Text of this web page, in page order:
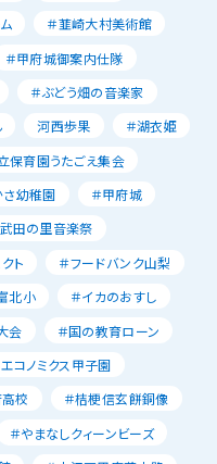
＃韮崎大村美術館
＃甲府城御案内仕隊
＃ぶどう畑の音楽家
河西歩果
＃湖衣姫
保育園うたごえ集会
さ幼稚園
＃甲府城
田の里音楽祭
ト
＃フードバンク山梨
北小
＃イカのおすし
会
＃国の教育ローン
コノミクス甲子園
校
＃桔梗信玄餅銅像
＃やまなしクィーンビーズ